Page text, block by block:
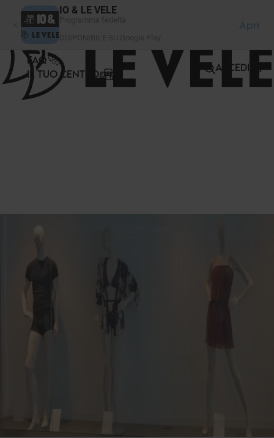
IO & LE VELE
Apri
FAQ
IL TUO CENTRO
ACCEDI
Pannello di gestione dei cookies